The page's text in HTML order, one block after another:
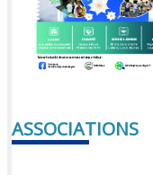
ASSOCIATIONS